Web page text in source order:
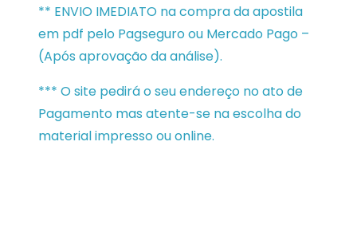
** ENVIO IMEDIATO na compra da apostila
em pdf pelo Pagseguro ou Mercado Pago –
(Após aprovação da análise).
*** O site pedirá o seu endereço no ato de
Pagamento mas atente-se na escolha do
material impresso ou online.